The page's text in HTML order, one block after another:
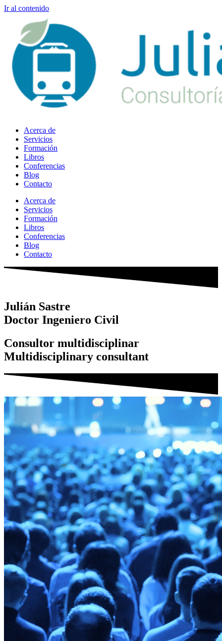
Ir al contenido
Acerca de
Servicios
Formación
Libros
Conferencias
Blog
Contacto
Acerca de
Servicios
Formación
Libros
Conferencias
Blog
Contacto
Julián Sastre
Doctor Ingeniero Civil
Consultor multidisciplinar
Multidisciplinary consultant